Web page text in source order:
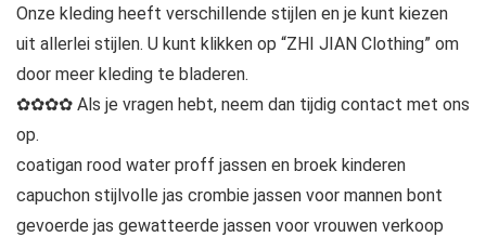
Onze kleding heeft verschillende stijlen en je kunt kiezen
uit allerlei stijlen. U kunt klikken op “ZHI JIAN Clothing” om
door meer kleding te bladeren.
✿✿✿✿ Als je vragen hebt, neem dan tijdig contact met ons
op.
coatigan rood water proff jassen en broek kinderen
capuchon stijlvolle jas crombie jassen voor mannen bont
gevoerde jas gewatteerde jassen voor vrouwen verkoop